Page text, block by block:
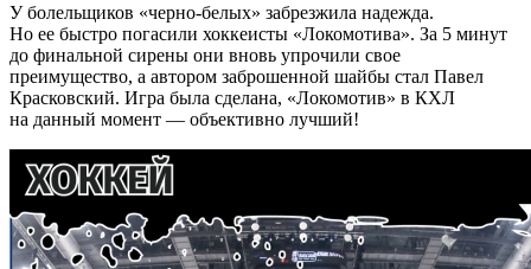
У болельщиков «черно-белых» забрезжила надежда.
Но ее быстро погасили хоккеисты «Локомотива». За 5 минут
до финальной сирены они вновь упрочили свое
преимущество, а автором заброшенной шайбы стал Павел
Красковский. Игра была сделана, «Локомотив» в КХЛ
на данный момент — объективно лучший!